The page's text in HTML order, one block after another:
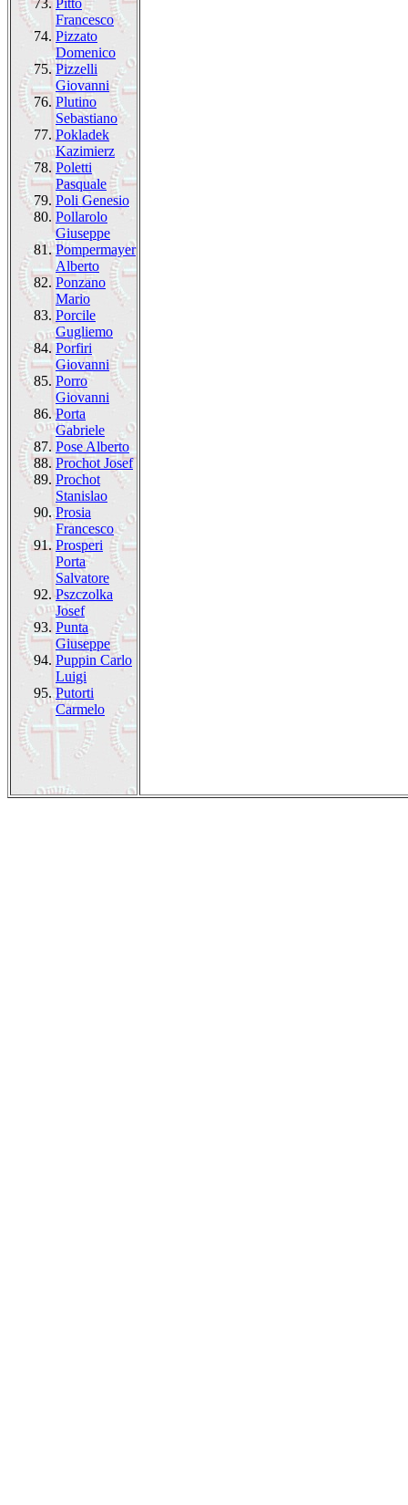
73. Pitto
Francesco
74. Pizzato
Domenico
75. Pizzelli
Giovanni
76. Plutino
Sebastiano
77. Pokladek
Kazimierz
78. Poletti
Pasquale
79. Poli Genesio
80. Pollarolo
Giuseppe
81. Pompermayer
Alberto
82. Ponzano
Mario
83. Porcile
Gugliemo
84. Porfiri
Giovanni
85. Porro
Giovanni
86. Porta
Gabriele
87. Pose Alberto
88. Prochot Josef
89. Prochot
Stanislao
90. Prosia
Francesco
91. Prosperi
Porta
Salvatore
92. Pszczolka
Josef
93. Punta
Giuseppe
94. Puppin Carlo
Luigi
95. Putorti
Carmelo